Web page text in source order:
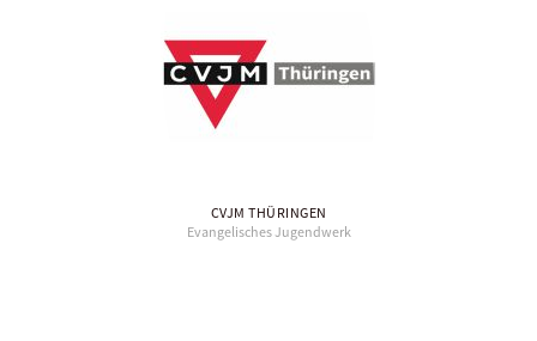
CVJM THÜRINGEN
Evangelisches Jugendwerk